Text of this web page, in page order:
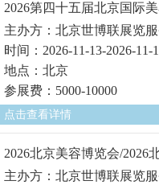
2026第四十五届北京国际
主办方：北京世博联展览
时间：2026-11-13-2026-11-
地点：北京
参展费：5000-10000
点击查看详情
2026北京美容博览会/2026
主办方：北京世博联展览